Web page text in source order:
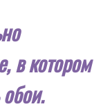
в котором